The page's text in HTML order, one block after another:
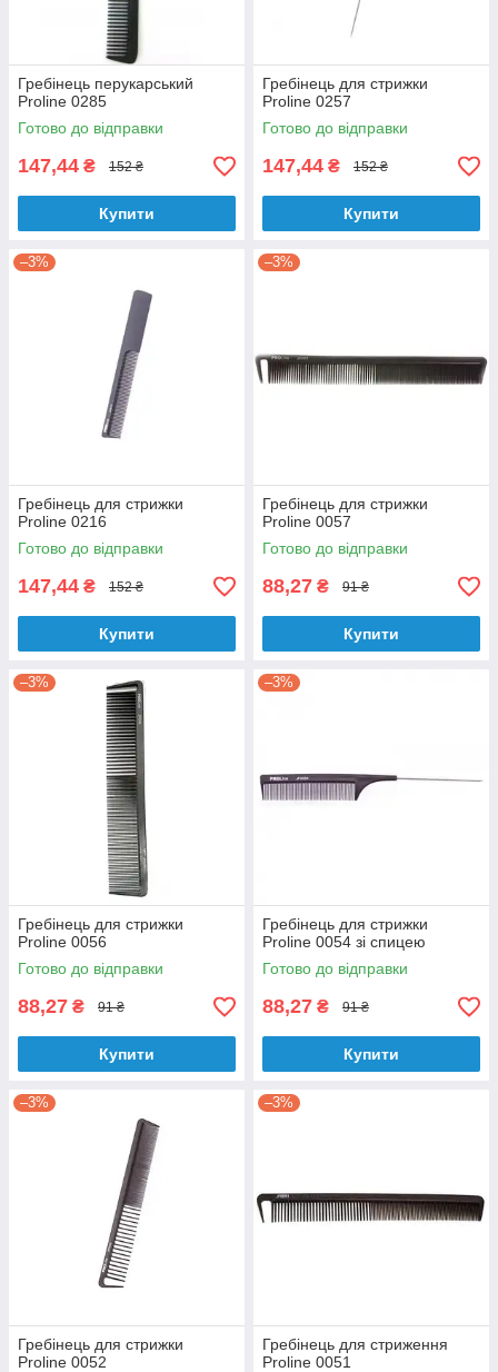
Гребінець перукарський
Proline 0285
Готово до відправки
147,44 ₴ 152 ₴
Купити
Гребінець для стрижки
Proline 0257
Готово до відправки
147,44 ₴ 152 ₴
Купити
–3%
Гребінець для стрижки
Proline 0216
Готово до відправки
147,44 ₴ 152 ₴
Купити
–3%
Гребінець для стрижки
Proline 0057
Готово до відправки
88,27 ₴ 91 ₴
Купити
–3%
Гребінець для стрижки
Proline 0056
Готово до відправки
88,27 ₴ 91 ₴
Купити
–3%
Гребінець для стрижки
Proline 0054 зі спицею
Готово до відправки
88,27 ₴ 91 ₴
Купити
–3%
Гребінець для стрижки
Proline 0052
–3%
Гребінець для стриження
Proline 0051